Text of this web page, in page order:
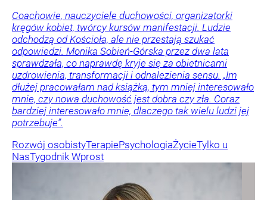
Coachowie, nauczyciele duchowości, organizatorki
kręgów kobiet, twórcy kursów manifestacji. Ludzie
odchodzą od Kościoła, ale nie przestają szukać
odpowiedzi. Monika Sobień-Górska przez dwa lata
sprawdzała, co naprawdę kryje się za obietnicami
uzdrowienia, transformacji i odnalezienia sensu. „Im
dłużej pracowałam nad książką, tym mniej interesowało
mnie, czy nowa duchowość jest dobra czy zła. Coraz
bardziej interesowało mnie, dlaczego tak wielu ludzi jej
potrzebuje”.
Rozwój osobistyTerapiePsychologiaŻycieTylko u
NasTygodnik Wprost